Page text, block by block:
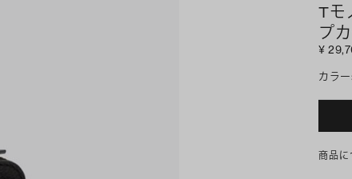
Tモ
プ
¥
カラー
商品に